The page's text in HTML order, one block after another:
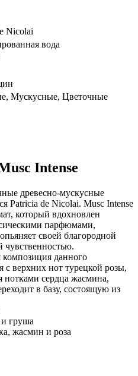
Nicolai
вода
Мускусные, Цветочные
Intense
древесно-мускусные
Patricia de Nicolai. Musc Intense
который вдохновлен
парфюмами,
своей благородной
данного
с верхних нот турецкой розы,
нотками сердца жасмина,
в базу, состоящую из
и груша
жасмин и роза